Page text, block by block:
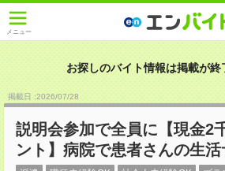
メニュー
お探しのバイト情報は掲載が終
掲載日 :2026/07/28
説明会参加で全員に【現金2
ント】病院で患者さんの生活